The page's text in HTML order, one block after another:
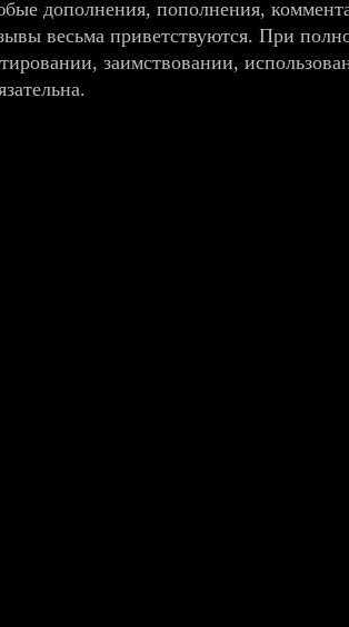
дополнения, пополнения,
весьма приветствуются. При
заимствовании,